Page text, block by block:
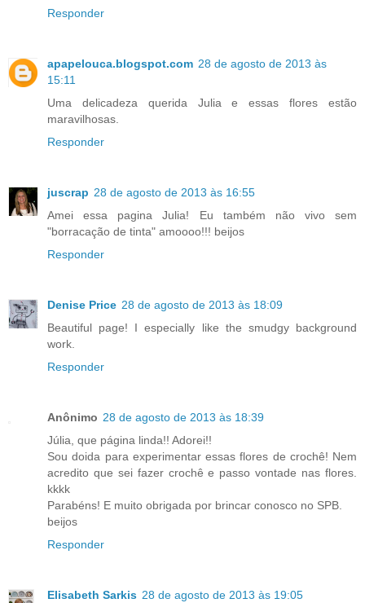
Responder
apapelouca.blogspot.com 28 de agosto de 2013 às
15:11
Uma delicadeza querida Julia e essas flores estão
maravilhosas.
Responder
juscrap 28 de agosto de 2013 às 16:55
Amei essa pagina Julia! Eu também não vivo sem
"borracação de tinta" amoooo!!! beijos
Responder
Denise Price 28 de agosto de 2013 às 18:09
Beautiful page! I especially like the smudgy background
work.
Responder
Anônimo 28 de agosto de 2013 às 18:39
Júlia, que página linda!! Adorei!!
Sou doida para experimentar essas flores de crochê! Nem
acredito que sei fazer crochê e passo vontade nas flores.
kkkk
Parabéns! E muito obrigada por brincar conosco no SPB.
beijos
Responder
Elisabeth Sarkis 28 de agosto de 2013 às 19:05